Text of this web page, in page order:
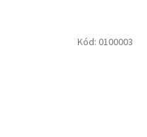
Kód: 0100003